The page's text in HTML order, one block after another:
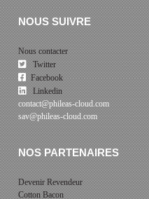
NOUS SUIVRE
Nous contacter
Twitter
Facebook
Linkedin
contact@phileas-cloud.com
sav@phileas-cloud.com
NOS PARTENAIRES
Devenir Revendeur
Cotton Bacon